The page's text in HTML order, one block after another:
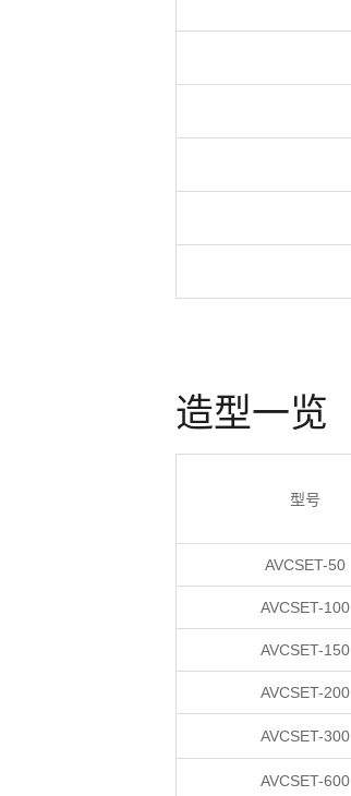
造型一览
型号
AVCSET-50
AVCSET-100
AVCSET-150
AVCSET-200
AVCSET-300
AVCSET-600